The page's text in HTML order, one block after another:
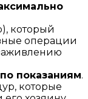
который
операции
показаниям.
которые